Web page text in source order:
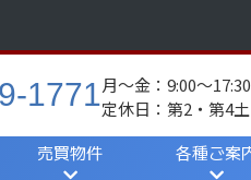
1771月～金：9:00～
定休日：第2・第4
売買物件 各種ご案